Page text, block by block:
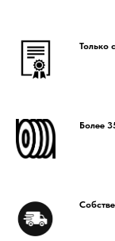
Только
Более